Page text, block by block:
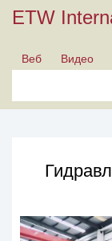
ETW
Веб
Видео